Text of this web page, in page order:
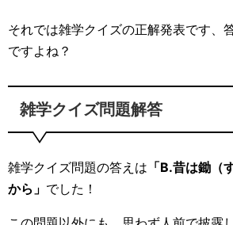
それでは雑学クイズの正解発表です、
ですよね？
雑学クイズ問題解答
雑学クイズ問題の答えは 「B.昔は鋤（
から」 でした！